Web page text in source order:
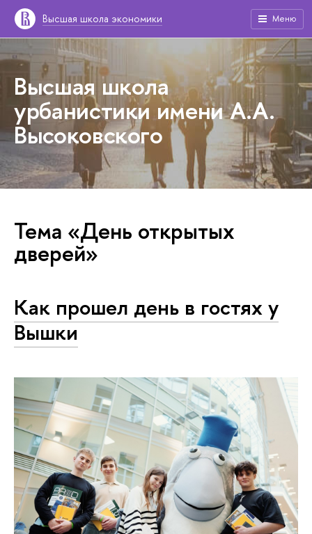
Высшая школа экономики Меню
Высшая школа
урбанистики имени А.А.
Высоковского
Тема «День открытых
дверей»
Как прошел день в гостях у
Вышки